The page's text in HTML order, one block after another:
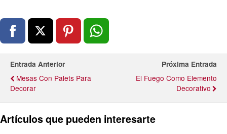
Entrada Anterior
Mesas Con Palets Para
Decorar
Próxima Entrada
El Fuego Como Elemento
Decorativo
Artículos que pueden interesarte